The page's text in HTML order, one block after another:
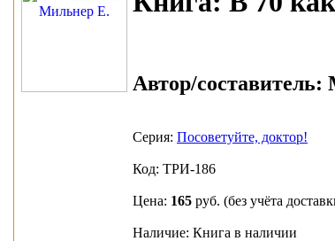
Автор/составитель:
Серия: Посоветуйте, доктор!
Код: ТРИ-186
Цена: 165 руб. (без учёта
Наличие: Книга в наличии